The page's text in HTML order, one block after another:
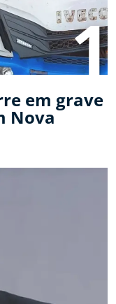
1
em grave
Nova